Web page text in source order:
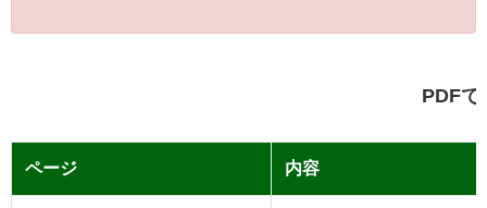
PDFで
ページ 内容